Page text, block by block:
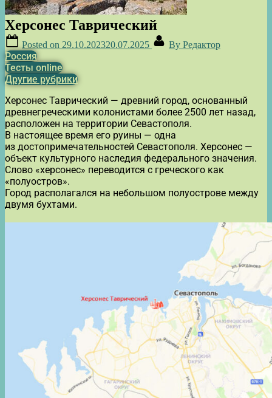
Херсонес Таврический
Posted on 29.10.202320.07.2025 By Редактор
Россия
Тесты online
Другие рубрики
Херсонес Таврический — древний город, основанный
древнегреческими колонистами более 2500 лет назад,
расположен на территории Севастополя.
В настоящее время его руины — одна
из достопримечательностей Севастополя. Херсонес —
объект культурного наследия федерального значения.
Слово «херсонес» переводится с греческого как
«полуостров».
Город располагался на небольшом полуострове между
двумя бухтами.